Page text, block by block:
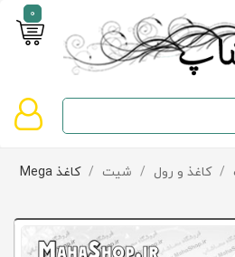
0
صفحه
دسته‌بندی
/ کاغذ و رول / شیت / کاغذ Mega